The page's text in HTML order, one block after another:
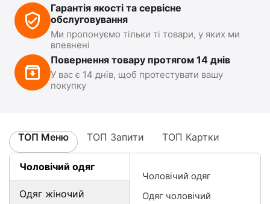
Гарантія якості та сервісне
обслуговування
Ми пропонуємо тільки ті товари, у яких ми
впевнені
Повернення товару протягом 14 днів
У вас є 14 днів, щоб протестувати вашу
покупку
ТОП Меню ТОП Запити ТОП Картки
Чоловічий одяг
Одяг жіночий
Чоловічий одяг
Одяг чоловічий